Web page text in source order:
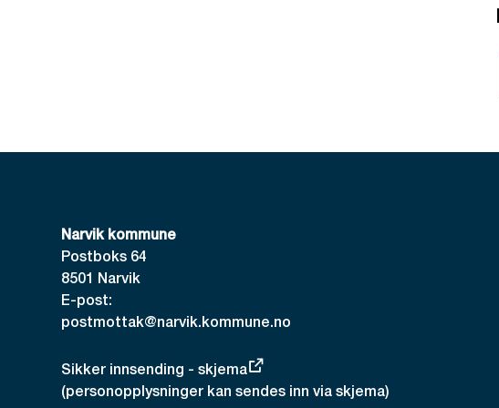
Narvik kommune
Postboks 64
8501 Narvik
E-post:
postmottak@narvik.kommune.no
Sikker innsending - skjema
(personopplysninger kan sendes inn via skjema)